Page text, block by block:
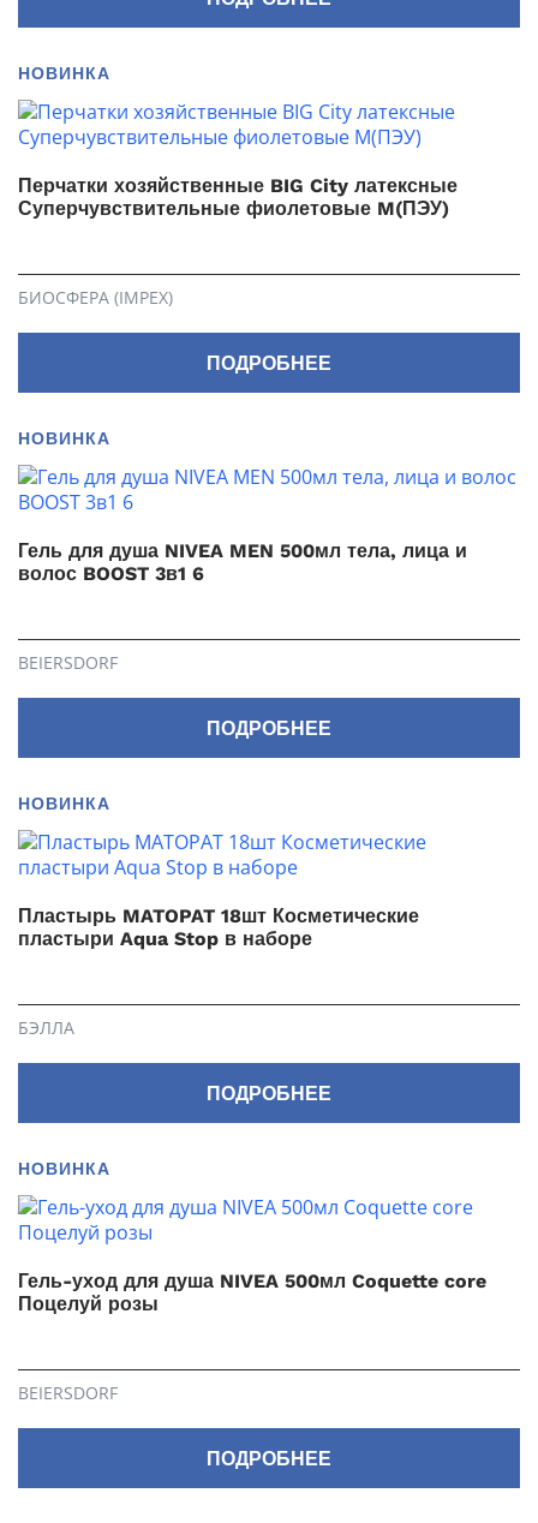
НОВИНКА
Перчатки хозяйственные BIG City латексные
Суперчувствительные фиолетовые M(ПЭУ)
БИОСФЕРА (IMPEX)
ПОДРОБНЕЕ
НОВИНКА
Гель для душа NIVEA MEN 500мл тела, лица и
волос BOOST 3в1 6
BEIERSDORF
ПОДРОБНЕЕ
НОВИНКА
Пластырь MATOPAT 18шт Косметические
пластыри Aqua Stop в наборе
БЭЛЛА
ПОДРОБНЕЕ
НОВИНКА
Гель-уход для душа NIVEA 500мл Coquette core
Поцелуй розы
BEIERSDORF
ПОДРОБНЕЕ